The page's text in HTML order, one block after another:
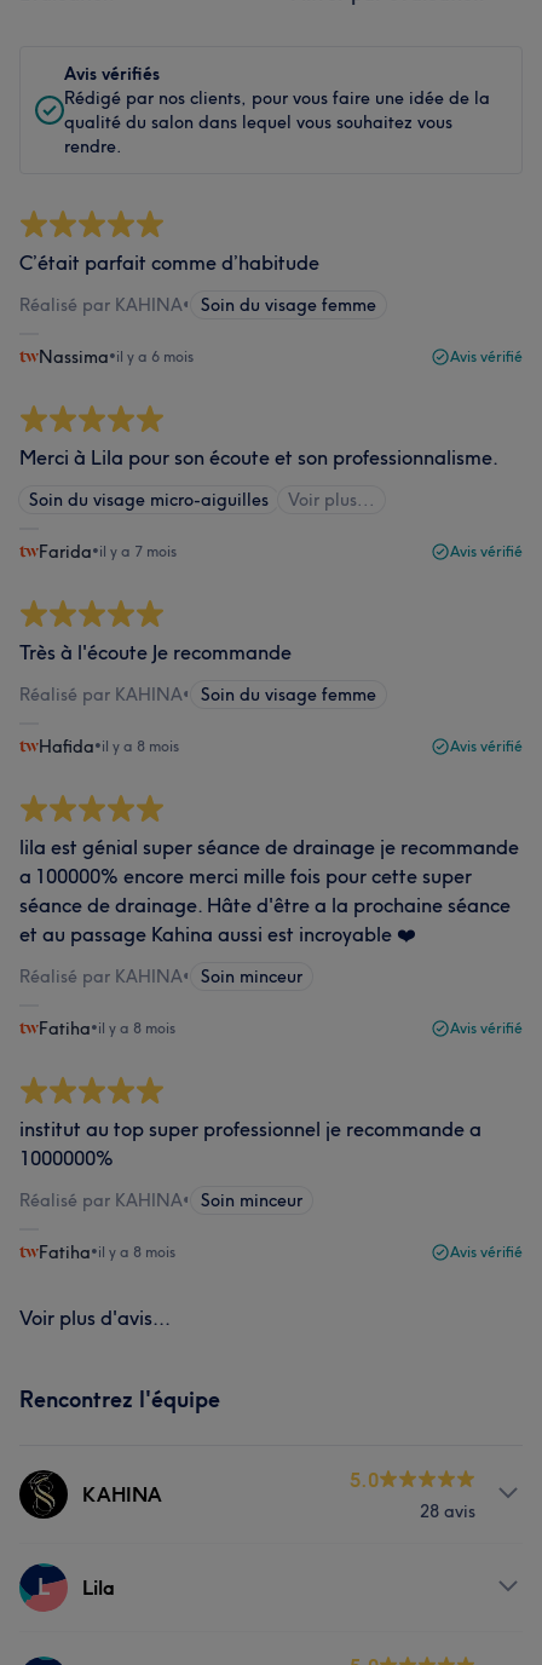
Avis vérifiés
Rédigé par nos clients, pour vous faire une idée de la
qualité du salon dans lequel vous souhaitez vous
rendre.
C’était parfait comme d’habitude
Réalisé par KAHINA• Soin du visage femme
Nassima•il y a 6 mois Avis vérifié
Merci à Lila pour son écoute et son professionnalisme.
Soin du visage micro-aiguilles Voir plus...
Farida•il y a 7 mois Avis vérifié
Très à l'écoute Je recommande
Réalisé par KAHINA• Soin du visage femme
Hafida•il y a 8 mois Avis vérifié
lila est génial super séance de drainage je recommande
a 100000% encore merci mille fois pour cette super
séance de drainage. Hâte d'être a la prochaine séance
et au passage Kahina aussi est incroyable ❤️
Réalisé par KAHINA• Soin minceur
Fatiha•il y a 8 mois Avis vérifié
institut au top super professionnel je recommande a
1000000%
Réalisé par KAHINA• Soin minceur
Fatiha•il y a 8 mois Avis vérifié
Voir plus d'avis...
Rencontrez l'équipe
KAHINA
5.0
28 avis
Prestations
L Lila